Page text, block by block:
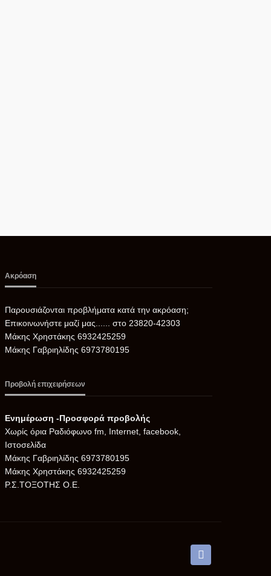
Ακρόαση
Παρουσιάζονται προβλήματα κατά την ακρόαση;
Επικοινωνήστε μαζί μας...... στο 23820-42303
Μάκης Χρηστάκης 6932425259
Μάκης Γαβριηλίδης 6973780195
Προβολή επιχειρήσεων
Ενημέρωση -Προσφορά προβολής
Xωρίς όρια Ραδιόφωνο fm, Internet, facebook,
Ιστοσελίδα
Μάκης Γαβριηλίδης 6973780195
Μάκης Χρηστάκης 6932425259
Ρ.Σ.ΤΟΞΟΤΗΣ Ο.Ε.